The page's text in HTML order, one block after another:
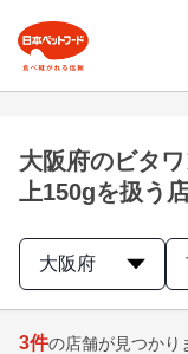
大阪府のビタ
上150gを扱う
大阪府
3件の店舗が見つかり